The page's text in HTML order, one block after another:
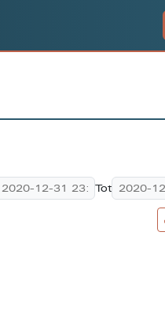
Tot